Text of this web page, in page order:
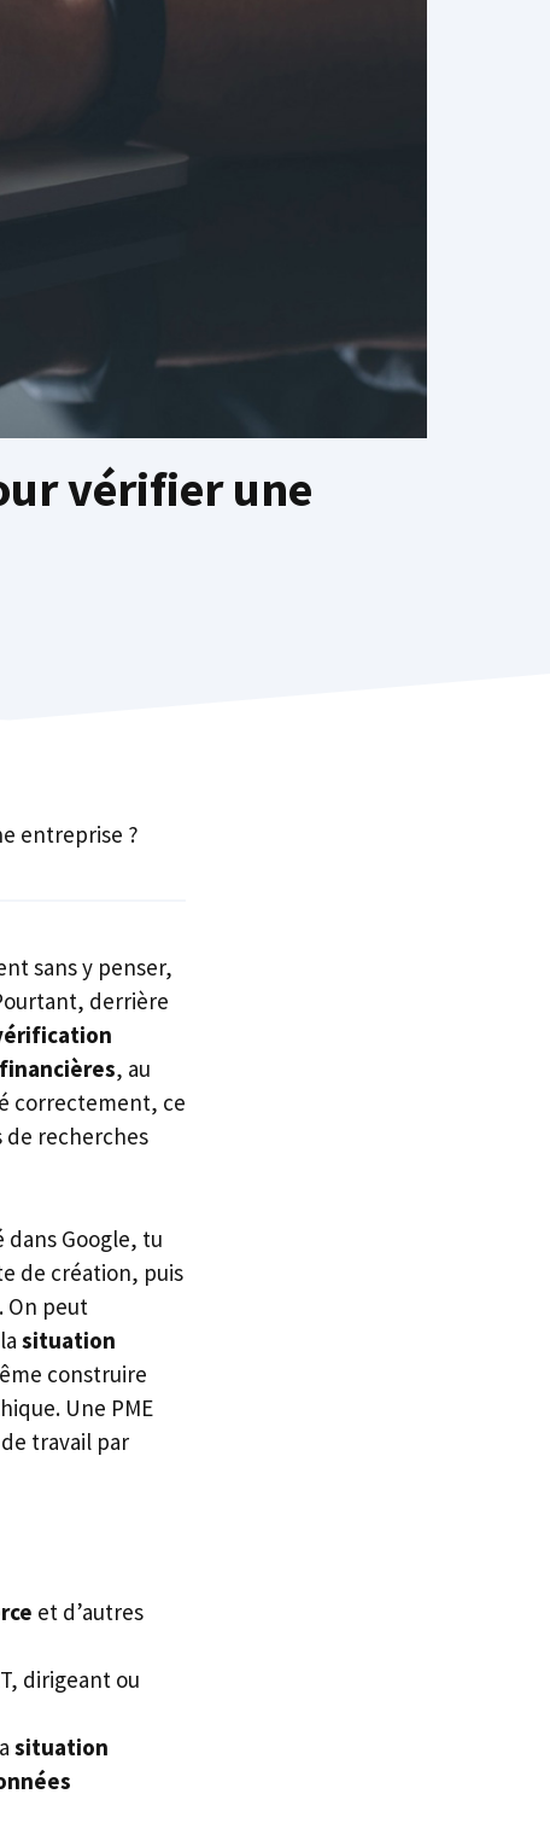
vérifier une
entreprise ?
sans y penser,
derrière
, au
correctement, ce
de recherches
dans Google, tu
de création, puis
On peut
situation
construire
Une PME
travail par
et d’autres
dirigeant ou
situation